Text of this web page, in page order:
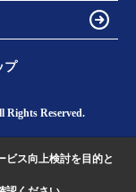
プ
Reserved.
ビス向上検討を目的と